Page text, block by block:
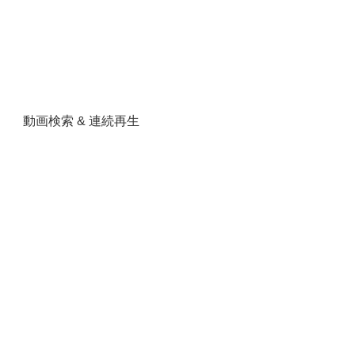
動画検索 & 連続再生